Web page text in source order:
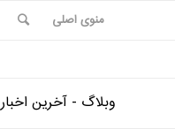
منوی اصلی
وبلاگ - آخرین اخبار